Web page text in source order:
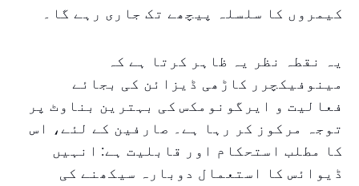
کیمروں کا سلسلہ پیچھے تک جاری رہے گا۔
یہ نقطہ نظر یہ ظاہر کرتا ہے کہ
مینوفیکچرر کاڑھی ڈیزائن کی بجائے
فعالیت و ایرگونومکس کی بہترین بناوٹ پر
توجہ مرکوز کر رہا ہے۔ صارفین کے لئے، اس
کا مطلب استحکام اور قابلیت ہے: انہیں
ڈیوائس کا استعمال دوبارہ سیکھنے کی